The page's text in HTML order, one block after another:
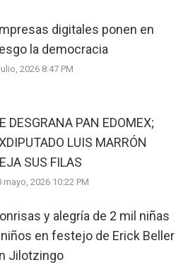
digitales ponen en
la democracia
2026 8:47 PM
DESGRANA PAN EDOMEX;
LUIS MARRÓN
SUS FILAS
mayo, 2026 10:22 PM
y alegría de 2 mil niñas
en festejo de Erick Beller
Jilotzingo